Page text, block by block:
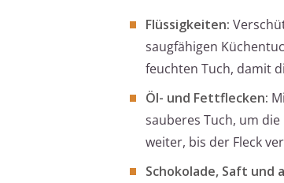
Flüssigkeiten:
saugfähigen
feuchten Tuch, damit
Öl- und Fettflecken:
sauberes Tuch, um
weiter, bis der Fleck
Schokolade, Saft und